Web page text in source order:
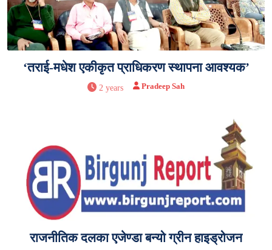
‘तराई-मधेश एकीकृत प्राधिकरण स्थापना आवश्यक’
2 years Pradeep Sah
राजनीतिक दलका एजेण्डा बन्यो ग्रीन हाइड्रोजन